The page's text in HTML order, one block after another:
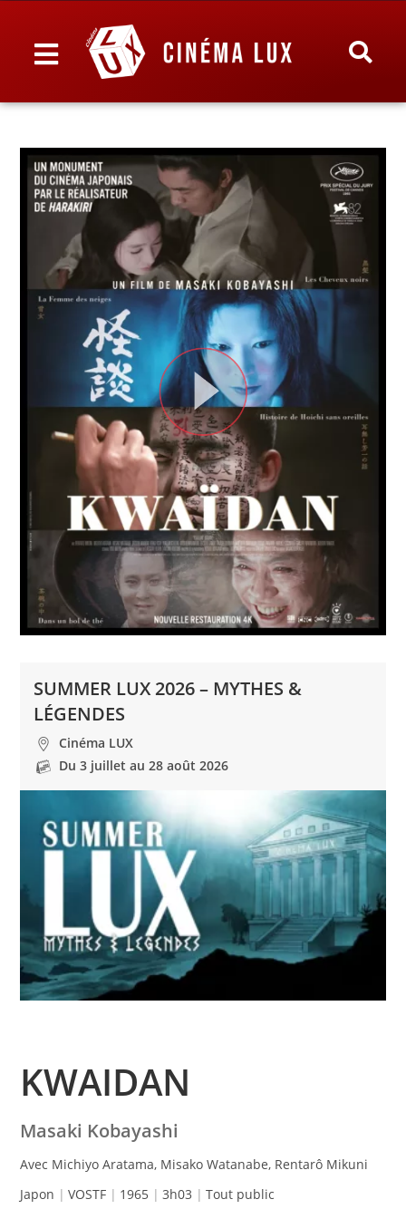
SUMMER LUX 2026 – MYTHES &
LÉGENDES
Cinéma LUX
Du 3 juillet au 28 août 2026
KWAIDAN
Masaki Kobayashi
Avec Michiyo Aratama, Misako Watanabe, Rentarô Mikuni
Japon
VOSTF 1965 3h03 Tout public